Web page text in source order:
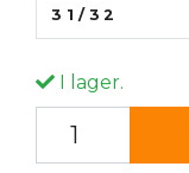
31/32
I lager.